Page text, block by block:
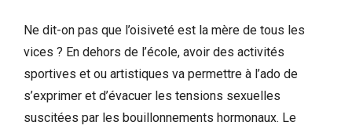
Ne dit-on pas que l’oisiveté est la mère de tous les
vices ? En dehors de l’école, avoir des activités
sportives et ou artistiques va permettre à l’ado de
s’exprimer et d’évacuer les tensions sexuelles
suscitées par les bouillonnements hormonaux. Le